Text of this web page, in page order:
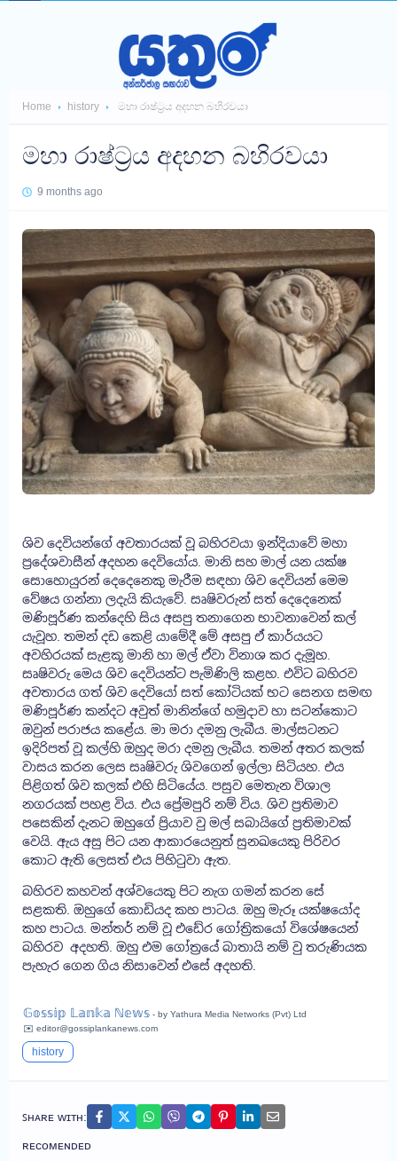
Home history මහා රාෂ්ට්‍රය අදහන බහිරවයා
මහා රාෂ්ට්‍රය අදහන බහිරවයා
9 months ago
ශිව දෙවියන්ගේ අවතාරයක් වූ බහිරවයා ඉන්දියාවේ මහා
ප්‍රදේශවාසීන් අදහන දෙවියෝය. මානි සහ මාල් යන යක්ෂ
සොහොයුරන් දෙදෙනෙකු මැරීම සඳහා ශිව දෙවියන් මෙම
වේෂය ගන්නා ලදැයි කියැවේ. සෘෂිවරුන් සත් දෙදෙනෙක්
මණිපූර්ණ කන්දෙහි සිය අසපු තනාගෙන භාවනාවෙන් කල්
යැවූහ. තමන් දඩ කෙළි යාමේදී මේ අසපු ඒ කාර්යයට
අවහිරයක් සැළකූ මානි හා මල් ඒවා විනාශ කර දැමූහ.
සෘෂිවරු මෙය ශිව දෙවියන්ට පැමිණිලි කළහ. එවිට බහිරව
අවතාරය ගත් ශිව දෙවියෝ සත් කෝටියක් භට සෙනග සමඟ
මණිපූර්ණ කන්දට අවුත් මානින්ගේ හමුදාව හා සටන්කොට
ඔවුන් පරාජය කළේය. මා මරා දමනු ලැබීය. මාල්සටනට
ඉදිරිපත් වූ කල්හි ඔහුද මරා දමනු ලැබීය. තමන් අතර කලක්
වාසය කරන ලෙස සෘෂිවරු ශිවගෙන් ඉල්ලා සිටියහ. එය
පිළිගත් ශිව කලක් එහි සිටියේය. පසුව මෙතැන විශාල
නගරයක් පහළ විය. එය ප්‍රේමපුරි නම් විය. ශිව ප්‍රතිමාව
පසෙකින් දැනට ඔහුගේ ප්‍රියාව වු මල් සබායිගේ ප්‍රතිමාවක්
වෙයි. ඇය අසු පිට යන ආකාරයෙනුත් සුනඛයෙකු පිරිවර
කොට ඇති ලෙසත් එය පිහිටුවා ඇත.
බහිරව කහවන් අශ්වයෙකු පිට නැග ගමන් කරන සේ
සළකති. ඔහුගේ කොඩියද කහ පාටය. ඔහු මැරූ යක්ෂයෝද
කහ පාටය. මන්තර් නම් වූ එඩේර ගෝත්‍රිකයෝ විශේෂයෙන්
බහිරව අදහති. ඔහු එම ගෝත්‍රයේ බාතායි නම් වු තරුණියක
පැහැර ගෙන ගිය නිසාවෙන් එසේ අදහති.
𝔾𝕠𝕤𝕤𝕚𝕡 𝕃𝕒𝕟𝕜𝕒 ℕ𝕖𝕨𝕤 - by Yathura Media Networks (Pvt) Ltd
✉️ editor@gossiplankanews.com
history
ꜱʜᴀʀᴇ ᴡɪᴛʜ:
ʀᴇᴄᴏᴍᴇɴᴅᴇᴅ